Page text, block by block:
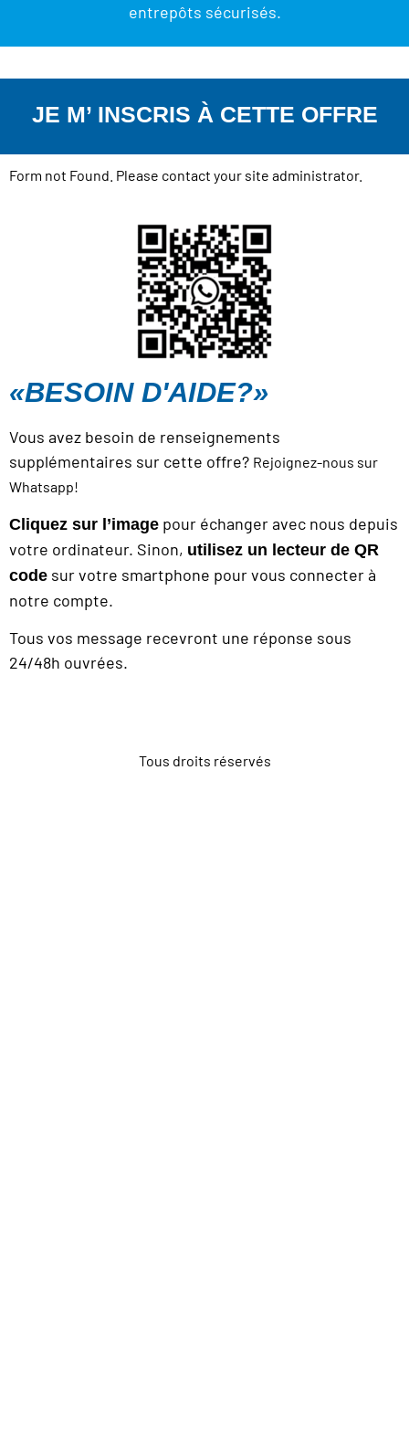
entrepôts sécurisés.
JE M’ INSCRIS À CETTE OFFRE
Form not Found. Please contact your site administrator.
«BESOIN D'AIDE?»
Vous avez besoin de renseignements
supplémentaires sur cette offre? Rejoignez-nous sur
Whatsapp!
Cliquez sur l’image pour échanger avec nous depuis
votre ordinateur. Sinon, utilisez un lecteur de QR
code sur votre smartphone pour vous connecter à
notre compte.
Tous vos message recevront une réponse sous
24/48h ouvrées.
Tous droits réservés